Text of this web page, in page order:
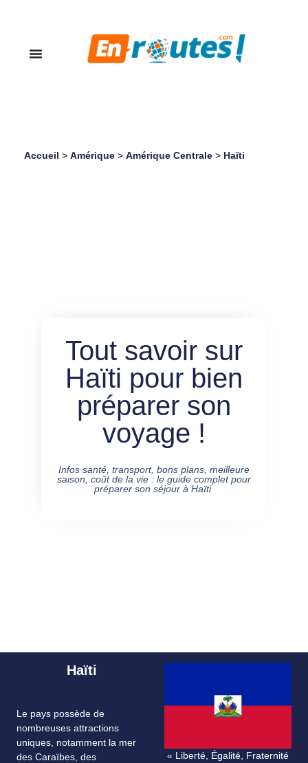
Accueil > Amérique > Amérique Centrale > Haïti
Tout savoir sur
Haïti pour bien
préparer son
voyage !
Infos santé, transport, bons plans, meilleure
saison, coût de la vie : le guide complet pour
préparer son séjour à Haïti
Haïti
Le pays possède de
nombreuses attractions
uniques, notamment la mer
des Caraïbes, des
« Liberté, Égalité, Fraternité